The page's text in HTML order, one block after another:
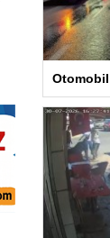
Otomobil